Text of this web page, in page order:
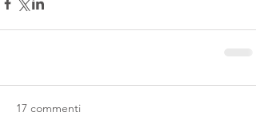
17 commenti